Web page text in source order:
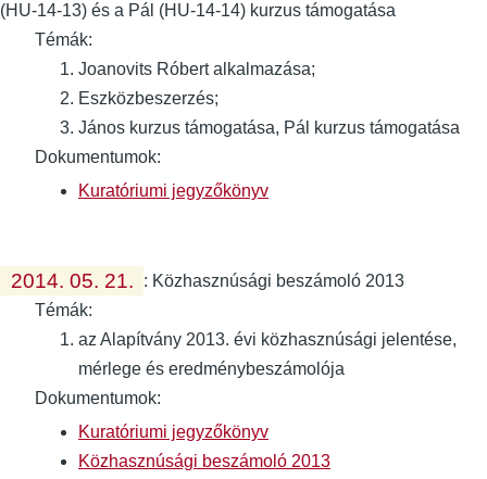
(HU-14-13) és a Pál (HU-14-14) kurzus támogatása
Témák:
Joanovits Róbert alkalmazása;
Eszközbeszerzés;
János kurzus támogatása, Pál kurzus támogatása
Dokumentumok:
Kuratóriumi jegyzőkönyv
2014. 05. 21. : Közhasznúsági beszámoló 2013
Témák:
az Alapítvány 2013. évi közhasznúsági jelentése,
mérlege és eredménybeszámolója
Dokumentumok:
Kuratóriumi jegyzőkönyv
Közhasznúsági beszámoló 2013